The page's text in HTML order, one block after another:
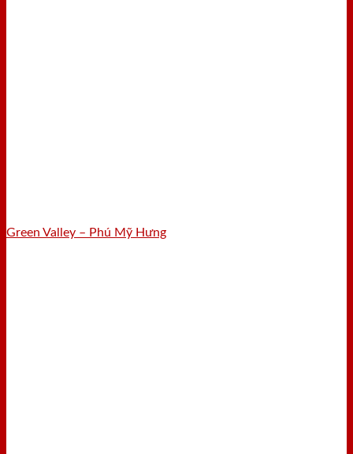
Green Valley – Phú Mỹ Hưng